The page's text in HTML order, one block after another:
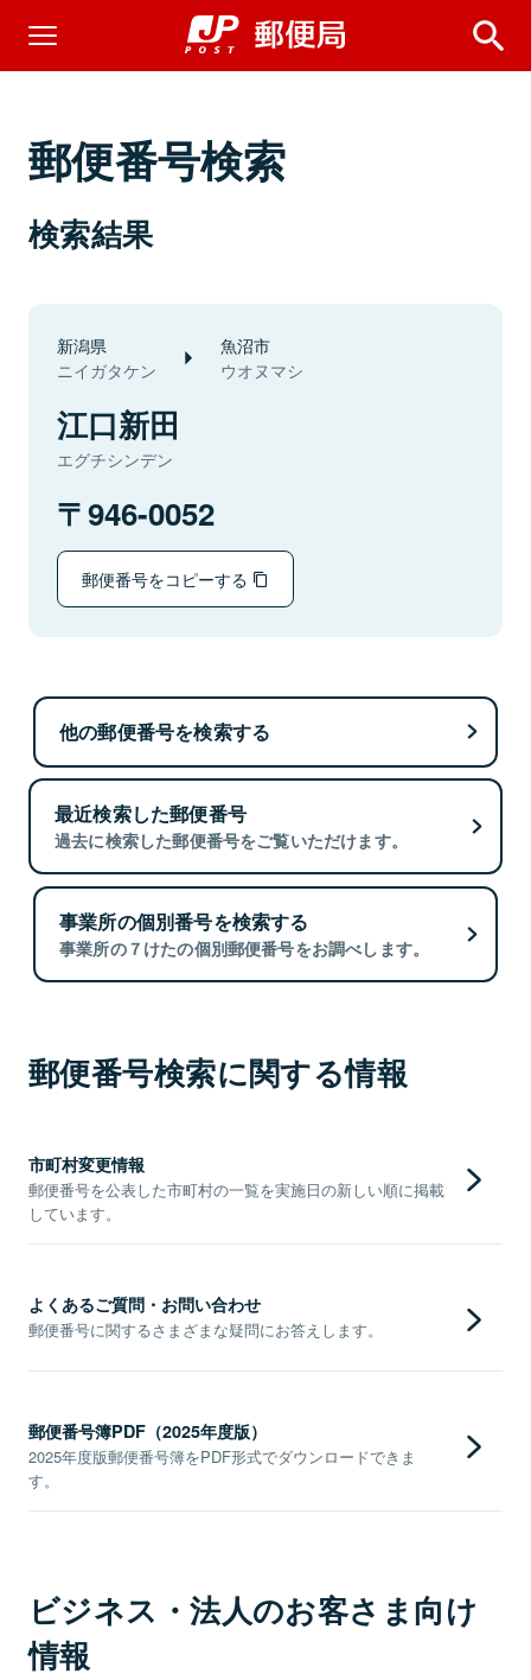
郵便番号検索
検索結果
新潟県
ニイガタケン
魚沼市
ウオヌマシ
江口新田
エグチシンデン
946-0052
郵便番号をコピーする
他の郵便番号を検索する
最近検索した郵便番号
過去に検索した郵便番号をご覧いただけます。
事業所の個別番号を検索する
事業所の７けたの個別郵便番号をお調べします。
郵便番号検索に関する情報
市町村変更情報
郵便番号を公表した市町村の一覧を実施日の新しい順に掲載
しています。
よくあるご質問・お問い合わせ
郵便番号に関するさまざまな疑問にお答えします。
郵便番号簿PDF（2025年度版）
2025年度版郵便番号簿をPDF形式でダウンロードできま
す。
ビジネス・法人のお客さま向け
情報